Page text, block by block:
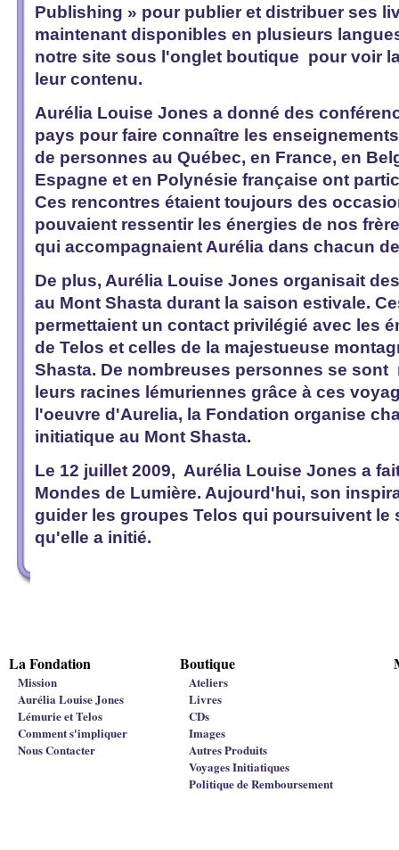
Publishing » pour publier et distribuer ses
maintenant disponibles en plusieurs
notre site sous l'onglet boutique pour voir
leur contenu.
Aurélia Louise Jones a donné des
pays pour faire connaître les
de personnes au Québec, en France, en
Espagne et en Polynésie française ont
Ces rencontres étaient toujours des
pouvaient ressentir les énergies de nos
qui accompagnaient Aurélia dans chacun
De plus, Aurélia Louise Jones organisait
au Mont Shasta durant la saison estivale.
permettaient un contact privilégié avec les
de Telos et celles de la majestueuse
Shasta. De nombreuses personnes se sont
leurs racines lémuriennes grâce à ces
l'oeuvre d'Aurelia, la Fondation organise
initiatique au Mont Shasta.
Le 12 juillet 2009, Aurélia Louise Jones a
Mondes de Lumière. Aujourd'hui, son
guider les groupes Telos qui poursuivent le
qu'elle a initié.
La Fondation
Mission
Aurélia Louise Jones
Lémurie et Telos
Comment s'impliquer
Nous Contacter
Boutique
Ateliers
Livres
CDs
Images
Autres Produits
Voyages Initiatiques
Politique de Remboursement